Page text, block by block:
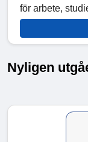
för arbete,
Nyligen